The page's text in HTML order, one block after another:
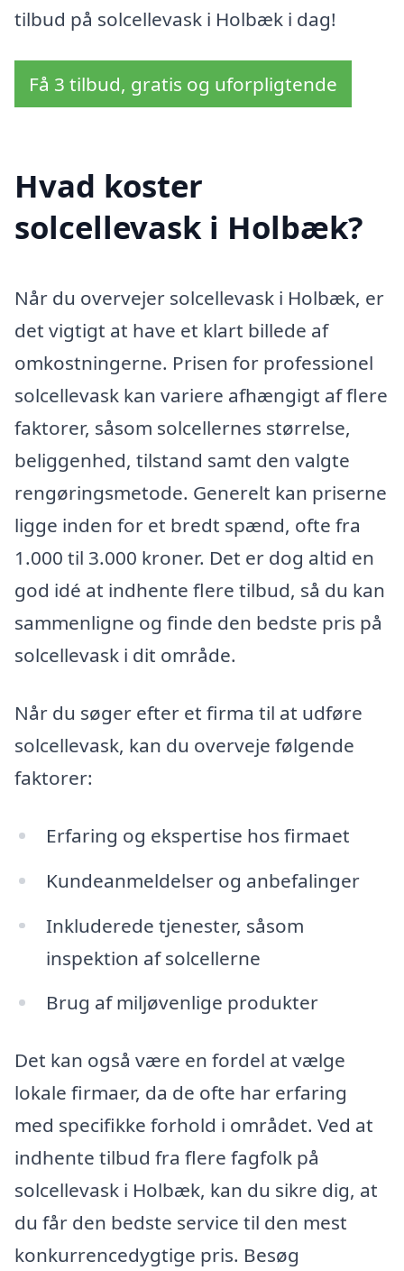
tilbud på solcellevask i Holbæk i dag!
Få 3 tilbud, gratis og uforpligtende
Hvad koster
solcellevask i Holbæk?
Når du overvejer solcellevask i Holbæk, er
det vigtigt at have et klart billede af
omkostningerne. Prisen for professionel
solcellevask kan variere afhængigt af flere
faktorer, såsom solcellernes størrelse,
beliggenhed, tilstand samt den valgte
rengøringsmetode. Generelt kan priserne
ligge inden for et bredt spænd, ofte fra
1.000 til 3.000 kroner. Det er dog altid en
god idé at indhente flere tilbud, så du kan
sammenligne og finde den bedste pris på
solcellevask i dit område.
Når du søger efter et firma til at udføre
solcellevask, kan du overveje følgende
faktorer:
Erfaring og ekspertise hos firmaet
Kundeanmeldelser og anbefalinger
Inkluderede tjenester, såsom
inspektion af solcellerne
Brug af miljøvenlige produkter
Det kan også være en fordel at vælge
lokale firmaer, da de ofte har erfaring
med specifikke forhold i området. Ved at
indhente tilbud fra flere fagfolk på
solcellevask i Holbæk, kan du sikre dig, at
du får den bedste service til den mest
konkurrencedygtige pris. Besøg